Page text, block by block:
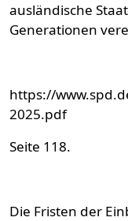
ausländische
Generationen
https://
2025.pdf
Seite 118.
Die Fristen der